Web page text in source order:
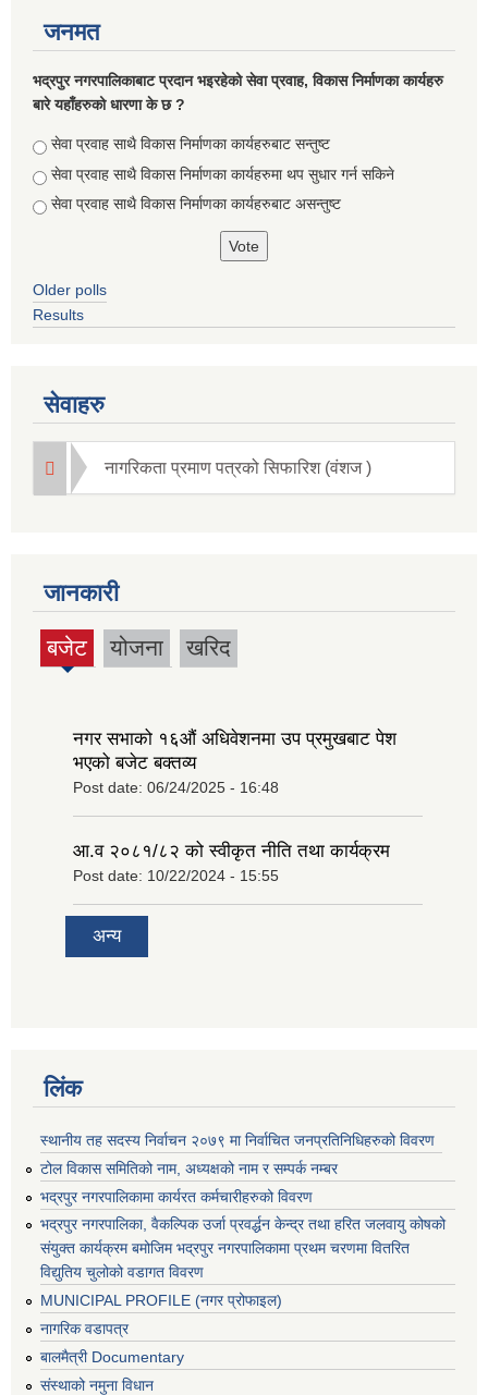
जनमत
भद्रपुर नगरपालिकाबाट प्रदान भइरहेको सेवा प्रवाह, विकास निर्माणका कार्यहरु
बारे यहाँहरुको धारणा के छ ?
Choices
सेवा प्रवाह साथै विकास निर्माणका कार्यहरुबाट सन्तुष्ट
सेवा प्रवाह साथै विकास निर्माणका कार्यहरुमा थप सुधार गर्न सकिने
सेवा प्रवाह साथै विकास निर्माणका कार्यहरुबाट असन्तुष्ट
Older polls
Results
सेवाहरु
नागरिकता प्रमाण पत्रको सिफारिश (वंशज )
जानकारी
बजेट
(active
योजना खरिद
नगर सभाको १६‍औं अधिवेशनमा उप प्रमुखबाट पेश
भएको बजेट बक्तव्य
Post date: 06/24/2025 - 16:48
आ.व २०८१/८२ को स्वीकृत नीति तथा कार्यक्रम
Post date: 10/22/2024 - 15:55
अन्य
लिंक
स्थानीय तह सदस्य निर्वाचन २०७९ मा निर्वाचित जनप्रतिनिधिहरुको विवरण
टोल विकास समितिको नाम, अध्यक्षको नाम र सम्पर्क नम्बर
भद्रपुर नगरपालिकामा कार्यरत कर्मचारीहरुको विवरण
भद्रपुर नगरपालिका, वैकल्पिक उर्जा प्रवर्द्धन केन्द्र तथा हरित जलवायु कोषको
संयुक्त कार्यक्रम बमोजिम भद्रपुर नगरपालिकामा प्रथम चरणमा वितरित
विद्युतिय चुलोको वडागत विवरण
MUNICIPAL PROFILE (नगर प्रोफाइल)
नागरिक वडापत्र
बालमैत्री Documentary
संस्थाको नमुना विधान